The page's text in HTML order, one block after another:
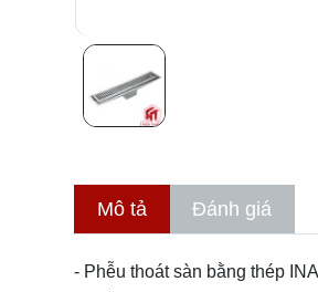
Mô tả Đánh giá
- Phễu thoát sàn bằng thép